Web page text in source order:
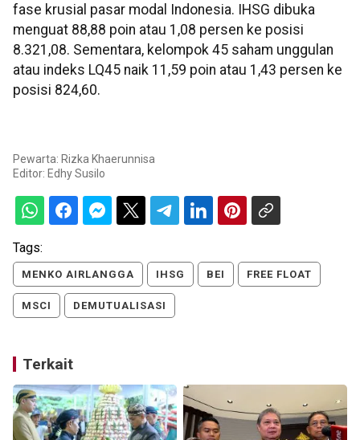
fase krusial pasar modal Indonesia. IHSG dibuka
menguat 88,88 poin atau 1,08 persen ke posisi
8.321,08. Sementara, kelompok 45 saham unggulan
atau indeks LQ45 naik 11,59 poin atau 1,43 persen ke
posisi 824,60.
Pewarta: Rizka Khaerunnisa
Editor: Edhy Susilo
Tags:
MENKO AIRLANGGA IHSG BEI FREE FLOAT
MSCI DEMUTUALISASI
Terkait